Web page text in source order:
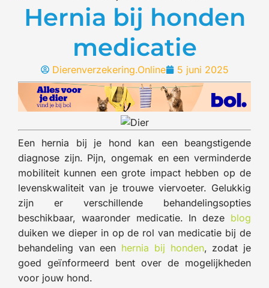
Hernia bij honden
medicatie
Dierenverzekering.Online 5 juni 2025
Een hernia bij je hond kan een beangstigende
diagnose zijn. Pijn, ongemak en een verminderde
mobiliteit kunnen een grote impact hebben op de
levenskwaliteit van je trouwe viervoeter. Gelukkig
zijn er verschillende behandelingsopties
beschikbaar, waaronder medicatie. In deze blog
duiken we dieper in op de rol van medicatie bij de
behandeling van een hernia bij honden, zodat je
goed geïnformeerd bent over de mogelijkheden
voor jouw hond.